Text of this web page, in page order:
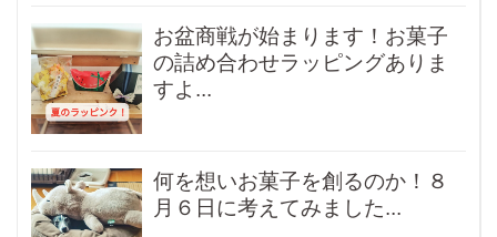
お盆商戦が始まります！お菓子
の詰め合わせラッピングありま
すよ...
何を想いお菓子を創るのか！８
月６日に考えてみました...